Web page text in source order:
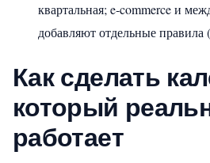
квартальная; e‑commerce и
добавляют отдельные правила
Как сделать
который
работает